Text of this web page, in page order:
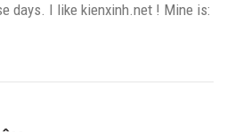
days. I like kienxinh.net ! Mine is: